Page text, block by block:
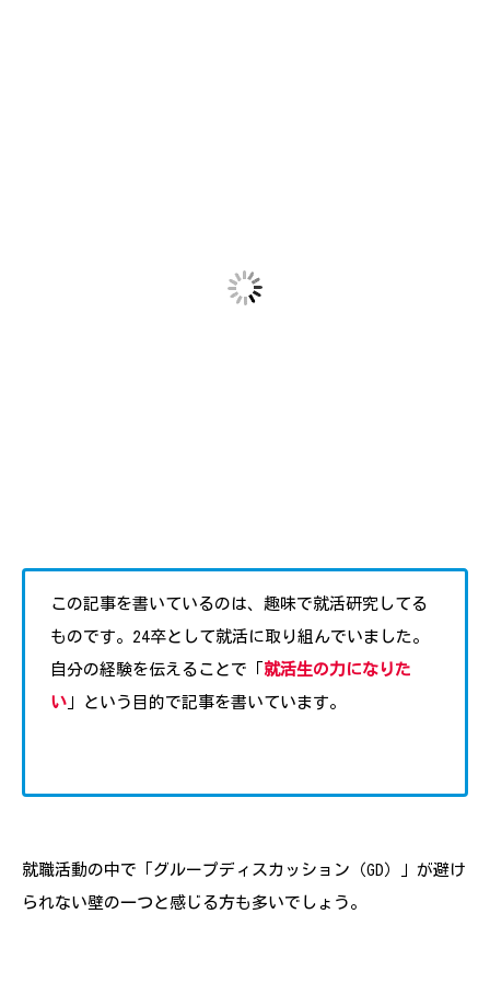
この記事を書いているのは、趣味で就活研究してる
ものです。24卒として就活に取り組んでいました。
自分の経験を伝えることで「 就活生の力になりた
い」という目的で記事を書いています。
就職活動の中で「グループディスカッション（GD）」が避け
られない壁の一つと感じる方も多いでしょう。